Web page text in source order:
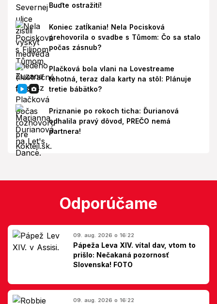
Buďte ostražití!
Koniec zatĺkania! Nela Pocisková
prehovorila o svadbe s Tůmom: Čo sa stalo
počas zásnub?
Plačková bola vlani na Lovestreame
tehotná, teraz dala karty na stôl: Plánuje
tretie bábätko?
Priznanie po rokoch ticha: Ďurianová
odhalila pravý dôvod, PREČO nemá
partnera!
Odporúčame
09. aug. 2026 o 16:22
Pápeža Leva XIV. vítal dav, vtom to
prišlo: Nečakaná pozornosť
Slovenska! FOTO
09. aug. 2026 o 16:22